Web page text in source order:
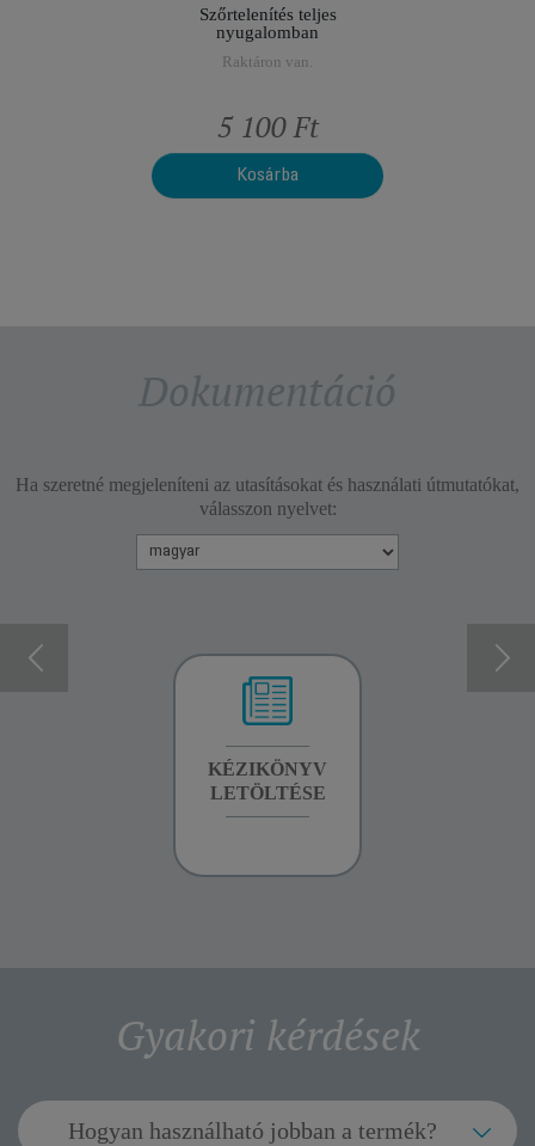
Szőrtelenítés teljes
nyugalomban
Raktáron van.
5 100 Ft
Kosárba
Dokumentáció
Ha szeretné megjeleníteni az utasításokat és használati útmutatókat,
válasszon nyelvet:
KÉZIKÖNYV
LETÖLTÉSE
Gyakori kérdések
Hogyan használható jobban a termék?